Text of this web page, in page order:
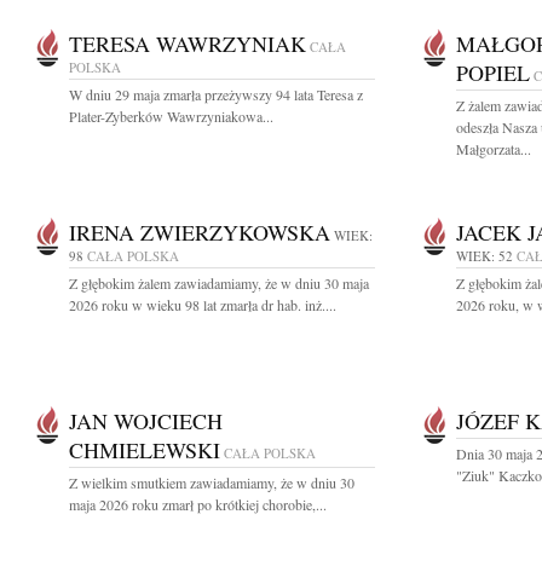
TERESA WAWRZYNIAK CAŁA
POLSKA
W dniu 29 maja zmarła przeżywszy 94 lata Teresa z
Plater-Zyberków Wawrzyniakowa...
POPIEL
Z żalem
odeszła
Małgorzata...
IRENA ZWIERZYKOWSKA WIEK:
98 CAŁA POLSKA
Z głębokim żalem zawiadamiamy, że w dniu 30 maja
2026 roku w wieku 98 lat zmarła dr hab. inż....
JACEK
WIEK: 52
Z głębokim
2026 roku, w
JAN WOJCIECH
CHMIELEWSKI CAŁA POLSKA
Z wielkim smutkiem zawiadamiamy, że w dniu 30
maja 2026 roku zmarł po krótkiej chorobie,...
JÓZEF
Dnia 30 maja
"Ziuk"